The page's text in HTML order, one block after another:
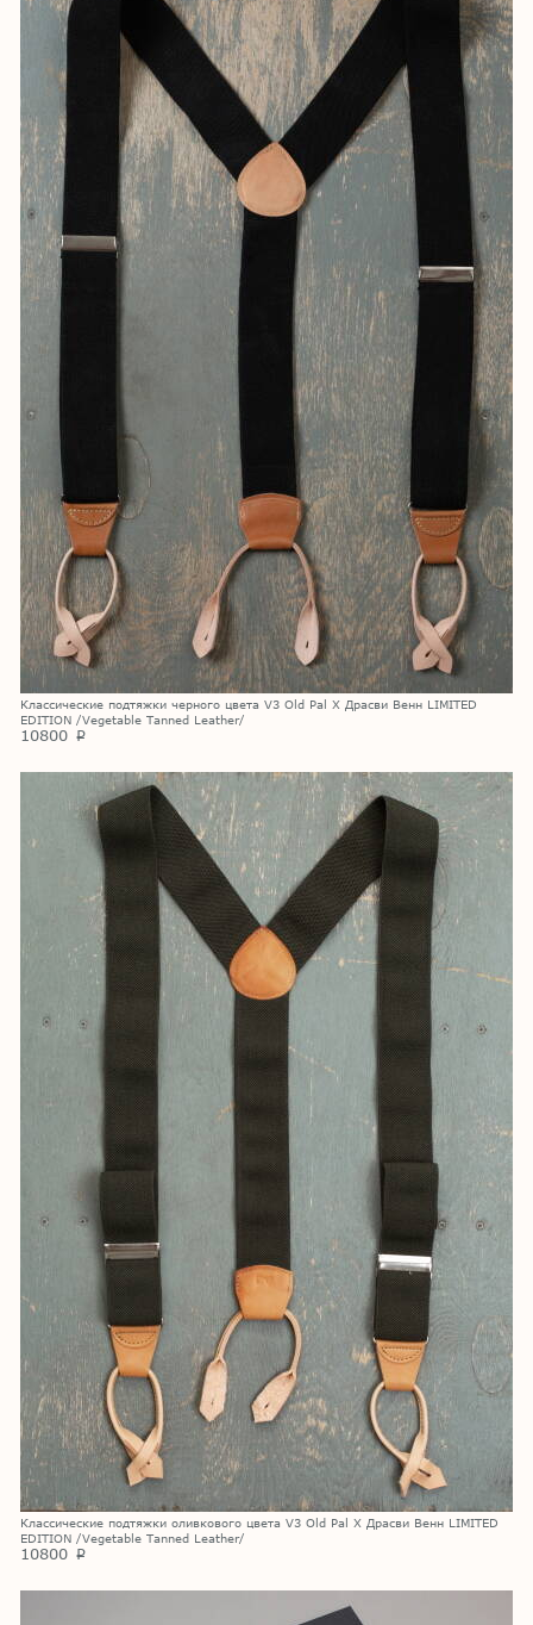
Классические подтяжки черного цвета V3 Old Pal X Драсви Венн LIMITED
EDITION /Vegetable Tanned Leather/
10800 p
Классические подтяжки оливкового цвета V3 Old Pal X Драсви Венн LIMITED
EDITION /Vegetable Tanned Leather/
10800 p